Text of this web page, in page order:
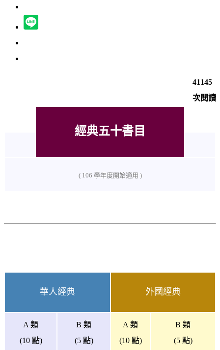
41145
次閱讀
經典五十書目
( 106 學年度開始適用 )
華人經典 外國經典
A 類
(10 點)
B 類
(5 點)
A 類
(10 點)
B 類
(5 點)